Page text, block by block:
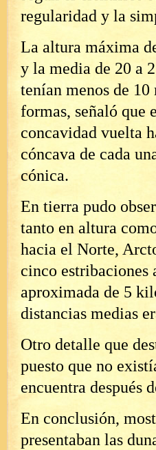
regularidad y la
La altura máxima
y la media de 20 a
tenían menos de 10
formas, señaló que
concavidad vuelta
cóncava de cada
cónica.
En tierra pudo
tanto en altura
hacia el Norte,
cinco estribaciones
aproximada de 5
distancias medias
Otro detalle que
puesto que no
encuentra después
En conclusión,
presentaban las